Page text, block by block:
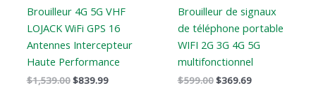
Brouilleur 4G 5G VHF
LOJACK WiFi GPS 16
Antennes Intercepteur
Haute Performance
$1,539.00$839.99
Brouilleur de signaux
de téléphone portable
WIFI 2G 3G 4G 5G
multifonctionnel
$599.00$369.69